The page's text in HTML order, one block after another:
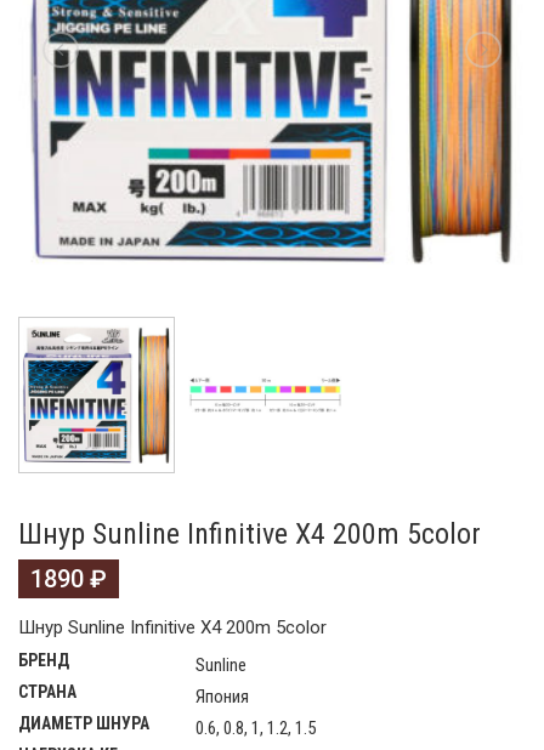
Шнур Sunline Infinitive X4 200m 5color
1890 ₽
Шнур Sunline Infinitive X4 200m 5color
БРЕНД Sunline
СТРАНА Япония
ДИАМЕТР ШНУРА 0.6, 0.8, 1, 1.2, 1.5